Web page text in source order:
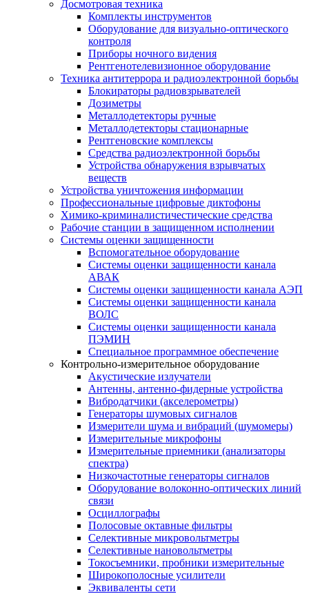
Досмотровая техника
Комплекты инструментов
Оборудование для визуально-оптического
контроля
Приборы ночного видения
Рентгенотелевизионное оборудование
Техника антитеррора и радиоэлектронной борьбы
Блокираторы радиовзрывателей
Дозиметры
Металлодетекторы ручные
Металлодетекторы стационарные
Рентгеновские комплексы
Средства радиоэлектронной борьбы
Устройства обнаружения взрывчатых
веществ
Устройства уничтожения информации
Профессиональные цифровые диктофоны
Химико-криминалистичестические средства
Рабочие станции в защищенном исполнении
Системы оценки защищенности
Вспомогательное оборудование
Системы оценки защищенности канала
АВАК
Системы оценки защищенности канала АЭП
Системы оценки защищенности канала
ВОЛС
Системы оценки защищенности канала
ПЭМИН
Специальное программное обеспечение
Контрольно-измерительное оборудование
Акустические излучатели
Антенны, антенно-фидерные устройства
Вибродатчики (акселерометры)
Генераторы шумовых сигналов
Измерители шума и вибраций (шумомеры)
Измерительные микрофоны
Измерительные приемники (анализаторы
спектра)
Низкочастотные генераторы сигналов
Оборудование волоконно-оптических линий
связи
Осциллографы
Полосовые октавные фильтры
Селективные микровольтметры
Селективные нановольтметры
Токосъемники, пробники измерительные
Широкополосные усилители
Эквиваленты сети